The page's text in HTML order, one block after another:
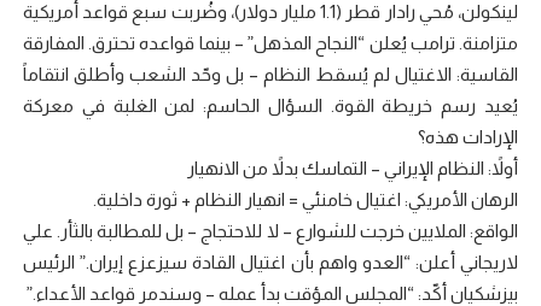
لينكولن، مُحي رادار قطر (1.1 مليار دولار)، وضُربت سبع قواعد أمريكية
متزامنة. ترامب يُعلن “النجاح المذهل” – بينما قواعده تحترق. المفارقة
القاسية: الاغتيال لم يُسقط النظام – بل وحّد الشعب وأطلق انتقاماً
يُعيد رسم خريطة القوة. السؤال الحاسم: لمن الغلبة في معركة
الإرادات هذه؟
أولاً: النظام الإيراني – التماسك بدلاً من الانهيار
الرهان الأمريكي: اغتيال خامنئي = انهيار النظام + ثورة داخلية.
الواقع: الملايين خرجت للشوارع – لا للاحتجاج – بل للمطالبة بالثأر. علي
لاريجاني أعلن: “العدو واهم بأن اغتيال القادة سيزعزع إيران.” الرئيس
بيزشكيان أكّد: “المجلس المؤقت بدأ عمله – وسندمر قواعد الأعداء.”